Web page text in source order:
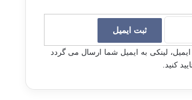
ایمیل، لینکی به ایمیل شما ارسال می گردد
کنید.